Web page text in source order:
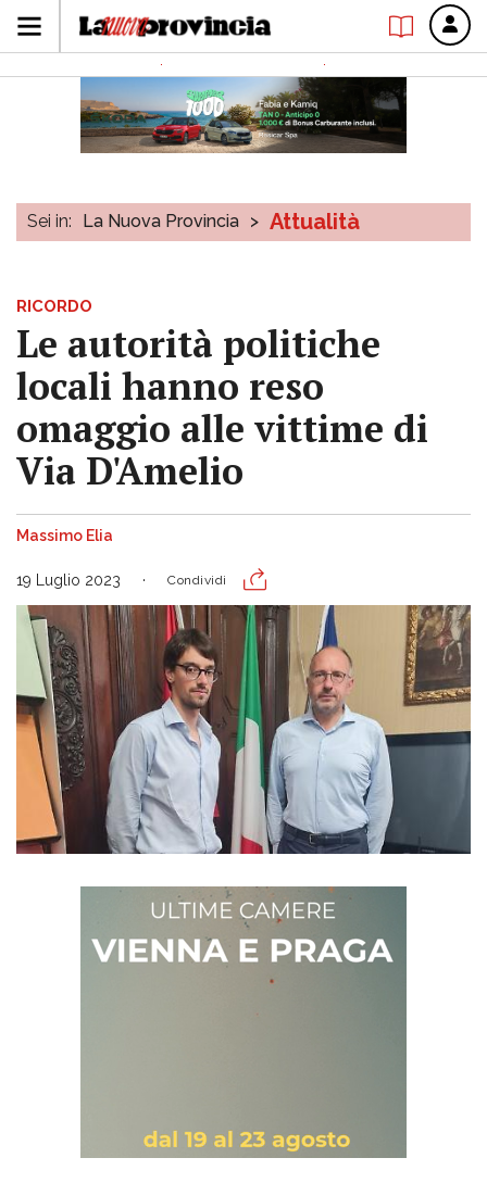
Sei in: La Nuova Provincia > Attualità
RICORDO
Le autorità politiche
locali hanno reso
omaggio alle vittime di
Via D'Amelio
Massimo Elia
19 Luglio 2023 Condividi